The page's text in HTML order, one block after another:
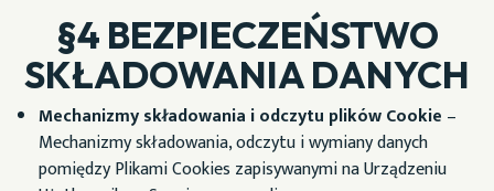
§4 BEZPIECZEŃSTWO
SKŁADOWANIA DANYCH
Mechanizmy składowania i odczytu plików Cookie –
Mechanizmy składowania, odczytu i wymiany danych
pomiędzy Plikami Cookies zapisywanymi na Urządzeniu